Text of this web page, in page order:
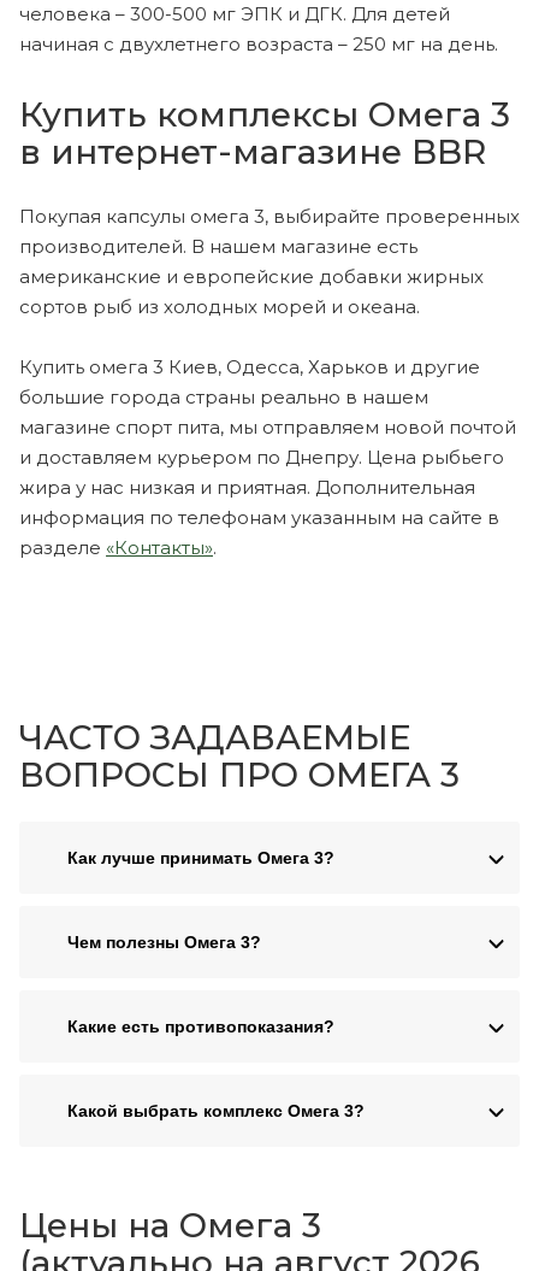
человека – 300-500 мг ЭПК и ДГК. Для детей
начиная с двухлетнего возраста – 250 мг на день.
Купить комплексы Омега 3
в интернет-магазине BBR
Покупая капсулы омега 3, выбирайте проверенных
производителей. В нашем магазине есть
американские и европейские добавки жирных
сортов рыб из холодных морей и океана.
Купить омега 3 Киев, Одесса, Харьков и другие
большие города страны реально в нашем
магазине спорт пита, мы отправляем новой почтой
и доставляем курьером по Днепру. Цена рыбьего
жира у нас низкая и приятная. Дополнительная
информация по телефонам указанным на сайте в
разделе «Контакты».
ЧАСТО ЗАДАВАЕМЫЕ
ВОПРОСЫ ПРО ОМЕГА 3
Как лучше принимать Омега 3?
Чем полезны Омега 3?
Какие есть противопоказания?
Какой выбрать комплекс Омега 3?
Цены на Омега 3
(актуально на август 2026